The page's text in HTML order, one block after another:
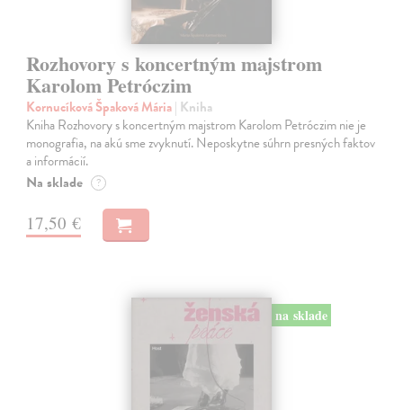
Rozhovory s koncertným majstrom
Karolom Petróczim
Kornucíková Špaková Mária| Kniha
Kniha Rozhovory s koncertným majstrom Karolom Petróczim nie je
monografia, na akú sme zvyknutí. Neposkytne súhrn presných faktov
a informácií.
Na sklade ?
17,50 €
na sklade